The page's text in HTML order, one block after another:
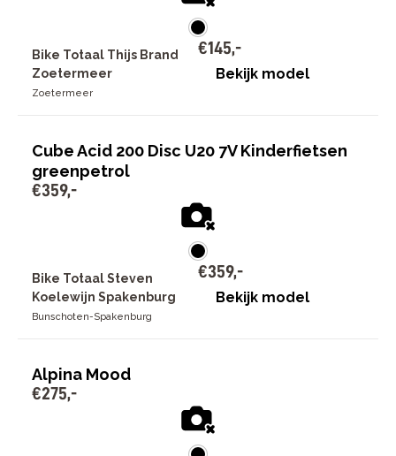
Bike Totaal Thijs Brand
Zoetermeer
Zoetermeer
€145,-
Bekijk model
Cube Acid 200 Disc U20 7V Kinderfietsen
greenpetrol
€359,-
Bike Totaal Steven
Koelewijn Spakenburg
Bunschoten-Spakenburg
€359,-
Bekijk model
Alpina Mood
€275,-